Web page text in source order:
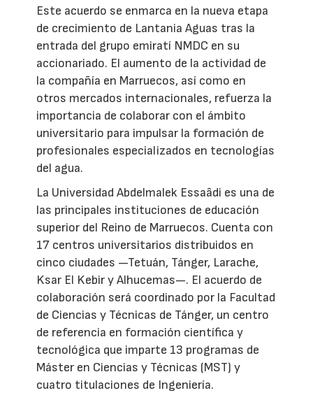
Este acuerdo se enmarca en la nueva etapa
de crecimiento de Lantania Aguas tras la
entrada del grupo emiratí NMDC en su
accionariado. El aumento de la actividad de
la compañía en Marruecos, así como en
otros mercados internacionales, refuerza la
importancia de colaborar con el ámbito
universitario para impulsar la formación de
profesionales especializados en tecnologías
del agua.
La Universidad Abdelmalek Essaâdi es una de
las principales instituciones de educación
superior del Reino de Marruecos. Cuenta con
17 centros universitarios distribuidos en
cinco ciudades —Tetuán, Tánger, Larache,
Ksar El Kebir y Alhucemas—. El acuerdo de
colaboración será coordinado por la Facultad
de Ciencias y Técnicas de Tánger, un centro
de referencia en formación científica y
tecnológica que imparte 13 programas de
Máster en Ciencias y Técnicas (MST) y
cuatro titulaciones de Ingeniería.